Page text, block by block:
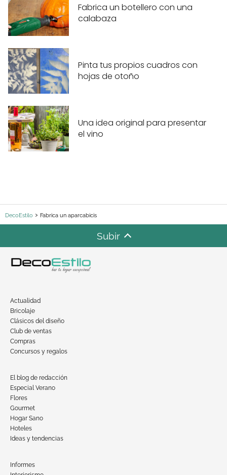
Fabrica un botellero con una
calabaza
Pinta tus propios cuadros con
hojas de otoño
Una idea original para presentar
el vino
DecoEstilo Fabrica un aparcabicis
Subir
Actualidad
Bricolaje
Clásicos del diseño
Club de ventas
Compras
Concursos y regalos
El blog de redacción
Especial Verano
Flores
Gourmet
Hogar Sano
Hoteles
Ideas y tendencias
Informes